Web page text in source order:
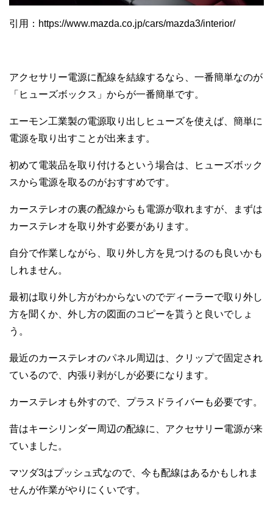
引用：https://www.mazda.co.jp/cars/mazda3/interior/
アクセサリー電源に配線を結線するなら、一番簡単なのが
「ヒューズボックス」からが一番簡単です。
エーモン工業製の電源取り出しヒューズを使えば、簡単に
電源を取り出すことが出来ます。
初めて電装品を取り付けるという場合は、ヒューズボック
スから電源を取るのがおすすめです。
カーステレオの裏の配線からも電源が取れますが、まずは
カーステレオを取り外す必要があります。
自分で作業しながら、取り外し方を見つけるのも良いかも
しれません。
最初は取り外し方がわからないのでディーラーで取り外し
方を聞くか、外し方の図面のコピーを貰うと良いでしょ
う。
最近のカーステレオのパネル周辺は、クリップで固定され
ているので、内張り剥がしが必要になります。
カーステレオも外すので、プラスドライバーも必要です。
昔はキーシリンダー周辺の配線に、アクセサリー電源が来
ていました。
マツダ3はプッシュ式なので、今も配線はあるかもしれま
せんが作業がやりにくいです。